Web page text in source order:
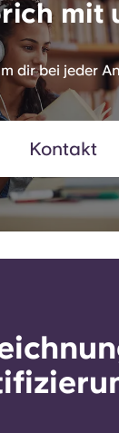
mit
dir bei jeder
Kontakt